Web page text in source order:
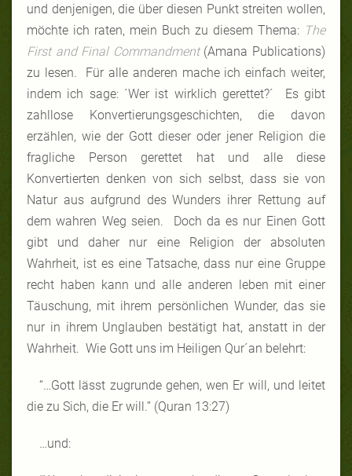
und denjenigen, die über diesen Punkt streiten wollen,
möchte ich raten, mein Buch zu diesem Thema: The
First and Final Commandment(Amana Publications)
zu lesen. Für alle anderen mache ich einfach weiter,
indem ich sage: ´Wer ist wirklich gerettet?´ Es gibt
zahllose Konvertierungsgeschichten, die davon
erzählen, wie der Gott dieser oder jener Religion die
fragliche Person gerettet hat und alle diese
Konvertierten denken von sich selbst, dass sie von
Natur aus aufgrund des Wunders ihrer Rettung auf
dem wahren Weg seien. Doch da es nur Einen Gott
gibt und daher nur eine Religion der absoluten
Wahrheit, ist es eine Tatsache, dass nur eine Gruppe
recht haben kann und alle anderen leben mit einer
Täuschung, mit ihrem persönlichen Wunder, das sie
nur in ihrem Unglauben bestätigt hat, anstatt in der
Wahrheit. Wie Gott uns im Heiligen Qur´an belehrt:
“…Gott lässt zugrunde gehen, wen Er will, und leitet
die zu Sich, die Er will.” (Quran 13:27)
…und: